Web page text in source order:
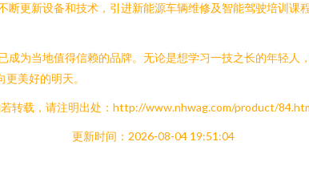
更新设备和技术，引进新能源车辆维修及智能驾驶培训
为当地值得信赖的品牌。无论是想学习一技之长的年轻
美好的明天。
转载，请注明出处：http://www.nhwag.com/product/
更新时间：2026-08-04 19:51:04